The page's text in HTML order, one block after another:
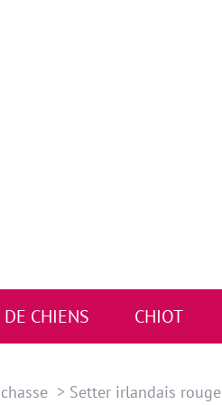
DE CHIENS CHIOT
Setter irlandais rouge